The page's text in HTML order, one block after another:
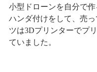
小型ドローンを自分で作
ハンダ付けをして、売
ツは3Dプリンターでプ
ていました。